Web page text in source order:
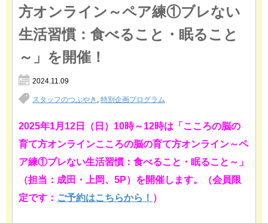
方オンライン～ペア練①ブレない
生活習慣：食べること・眠ること
～」を開催！
2024.11.09
スタッフのつぶやき , 特別企画プログラム
2025年1月12日（日）10時～12時は「こころの脳の
育て方オンラインこころの脳の育て方オンライン～ペ
ア練①ブレない生活習慣：食べること・眠ること～」
（担当：成田・上岡、5P）を開催します。（会員限
定です： ご予約はこちらから！ ）